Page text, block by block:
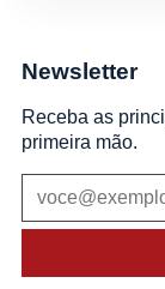
Newsletter
Receba as
primeira mão.